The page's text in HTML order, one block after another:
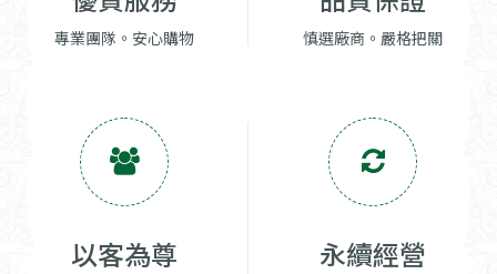
專業團隊。安心購物 慎選廠商。嚴格把關
以客為尊 永續經營